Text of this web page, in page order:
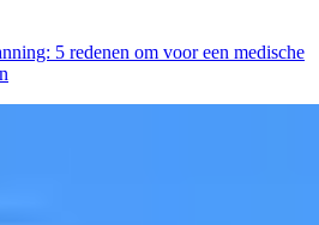
5 redenen om voor een medische